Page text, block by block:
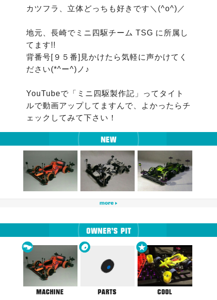
カツフラ、立体どっちも好きです＼(^o^)／
地元、長崎でミニ四駆チーム TSG に所属し
てます!!
背番号[９５番]見かけたら気軽に声かけてく
ださい(*^ー^)ノ♪
YouTubeで「ミニ四駆製作記」ってタイト
ルで動画アップしてますんで、よかったらチ